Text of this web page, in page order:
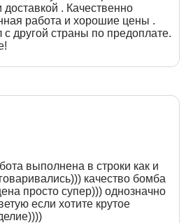
. Качественно
работа и хорошие цены .
с другой страны по предоплате.
выполнена в строки как и
качество бомба
просто супер))) однозначно
если хотите крутое